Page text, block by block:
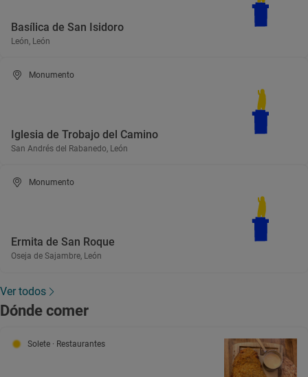
Basílica de San Isidoro
León, León
Monumento
Iglesia de Trobajo del Camino
San Andrés del Rabanedo, León
Monumento
Ermita de San Roque
Oseja de Sajambre, León
Ver todos
Dónde comer
Solete · Restaurantes